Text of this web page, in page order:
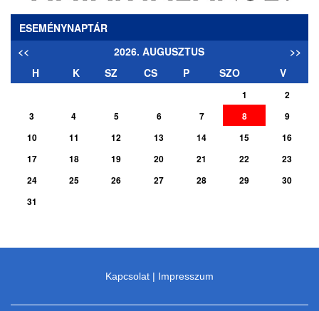
ESEMÉNYNAPTÁR
<<
2026. AUGUSZTUS
>>
H
K SZ CS P SZO V
1
2
3
4 5 6 7 8
9
10
11 12 13 14 15
16
17
18 19 20 21 22
23
24
25 26 27 28 29
30
31
Kapcsolat | Impresszum